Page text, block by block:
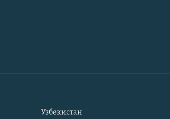
Узбекистан